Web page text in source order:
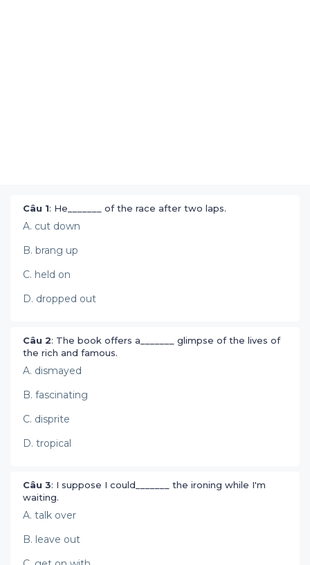
Câu 1: He_______ of the race after two laps.
A. cut down
B. brang up
C. held on
D. dropped out
Câu 2: The book offers a_______ glimpse of the lives of
the rich and famous.
A. dismayed
B. fascinating
C. disprite
D. tropical
Câu 3: I suppose I could_______ the ironing while I'm
waiting.
A. talk over
B. leave out